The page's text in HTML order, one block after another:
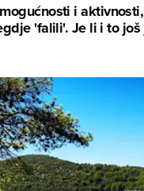
i
'falili'. Je li i to